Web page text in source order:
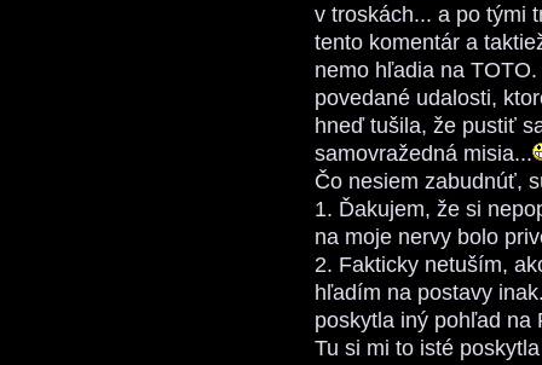
v troskách... a po tými
tento komentár a
nemo hľadia na
povedané udalosti,
hneď tušila, že pustiť
samovražedná misia...
Čo nesiem zabudnúť,
1. Ďakujem, že si
na moje nervy bolo
2. Fakticky netuším,
hľadím na postavy
poskytla iný pohľad na
Tu si mi to isté